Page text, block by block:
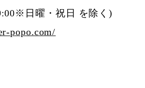
日曜・祝日 を除く)
popo.com/